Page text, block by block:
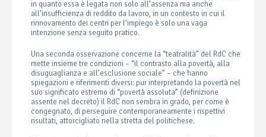
in quanto essa è legata non solo all’assenza ma anche
all’insufficienza di reddito da lavoro, in un contesto in cui il
rinnovamento dei centri per l’impiego è solo una vaga
intenzione senza seguito pratico.
Una seconda osservazione concerne la “teatralità” del RdC che
mette insieme tre condizioni – “il contrasto alla povertà, alla
disuguaglianza e all’esclusione sociale” – che hanno
spiegazioni e riferimenti diversi: pur interpretando la povertà nel
suo significato estremo di “povertà assoluta” (definizione
assente nel decreto) il RdC non sembra in grado, per come è
congegnato, di perseguire contemporaneamente i rispettivi
risultati, attorcigliato nella stretta del politichese.